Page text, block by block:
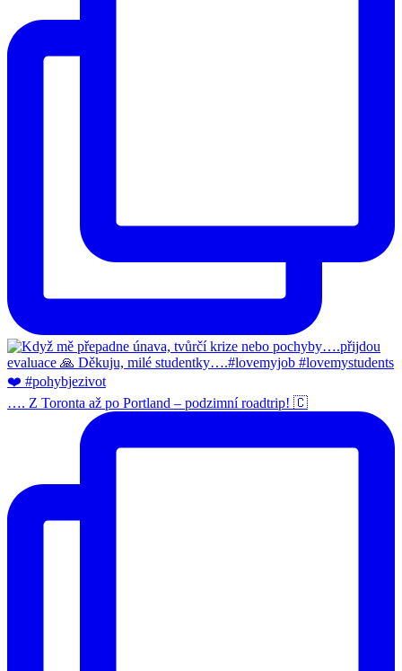
…. Z Toronta až po Portland – podzimní roadtrip! 🇨